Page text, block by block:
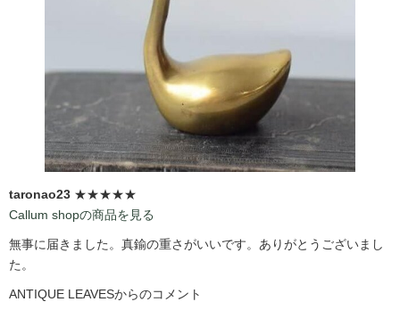
taronao23 ★★★★★
Callum shopの商品を見る
無事に届きました。真鍮の重さがいいです。ありがとうございまし
た。
ANTIQUE LEAVESからのコメント